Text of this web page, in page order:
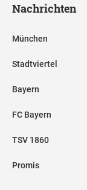
Nachrichten
München
Stadtviertel
Bayern
FC Bayern
TSV 1860
Promis